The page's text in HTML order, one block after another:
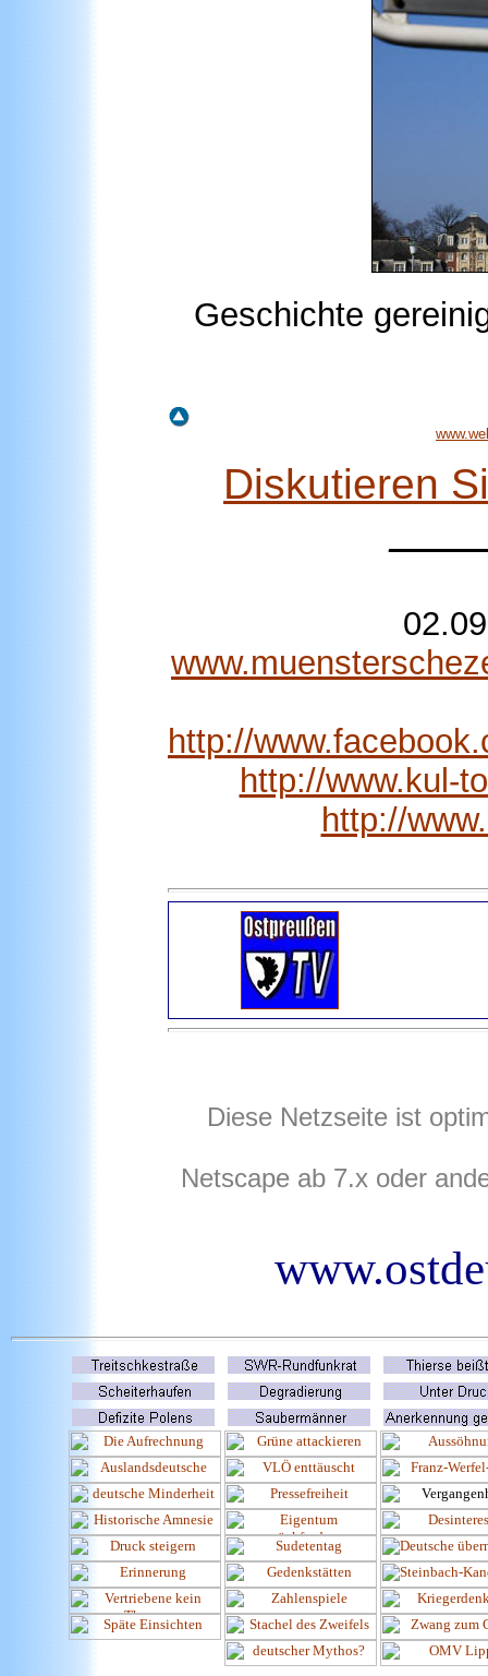
Geschichte
Diskutieren
http://
http://www.kul-
http://
Diese Netzseite ist
Netscape ab 7.x oder